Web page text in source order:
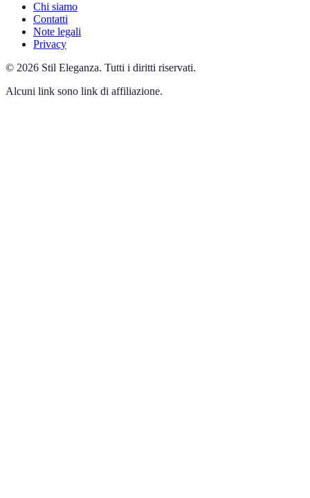
Chi siamo
Contatti
Note legali
Privacy
© 2026 Stil Eleganza. Tutti i diritti riservati.
Alcuni link sono link di affiliazione.